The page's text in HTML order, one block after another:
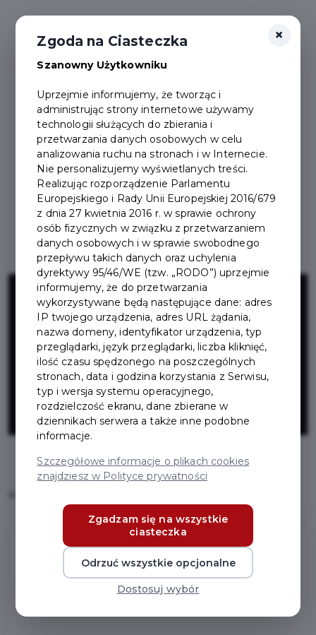
Projekt
kompleksu
sportowego
przy ZS nr 2
Projekt kompleksu sportowego przy
×
Zgoda na Ciasteczka
Szanowny Użytkowniku
Uprzejmie informujemy, że tworząc i
administrując strony internetowe używamy
technologii służących do zbierania i
przetwarzania danych osobowych w celu
analizowania ruchu na stronach i w Internecie.
Nie personalizujemy wyświetlanych treści.
Realizując rozporządzenie Parlamentu
Europejskiego i Rady Unii Europejskiej 2016/679
z dnia 27 kwietnia 2016 r. w sprawie ochrony
osób fizycznych w związku z przetwarzaniem
danych osobowych i w sprawie swobodnego
przepływu takich danych oraz uchylenia
dyrektywy 95/46/WE (tzw. „RODO”) uprzejmie
informujemy, że do przetwarzania
wykorzystywane będą następujące dane: adres
IP twojego urządzenia, adres URL żądania,
nazwa domeny, identyfikator urządzenia, typ
przeglądarki, język przeglądarki, liczba kliknięć,
ilość czasu spędzonego na poszczególnych
stronach, data i godzina korzystania z Serwisu,
typ i wersja systemu operacyjnego,
rozdzielczość ekranu, dane zbierane w
dziennikach serwera a także inne podobne
informacje.
Szczegółowe informacje o plikach cookies
znajdziesz w Polityce prywatności
Zgadzam się na wszystkie
ciasteczka
Odrzuć wszystkie opcjonalne
Dostosuj wybór